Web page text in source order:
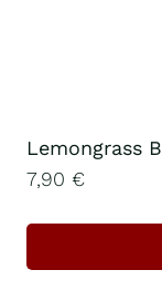
Lemongrass
7,90 €